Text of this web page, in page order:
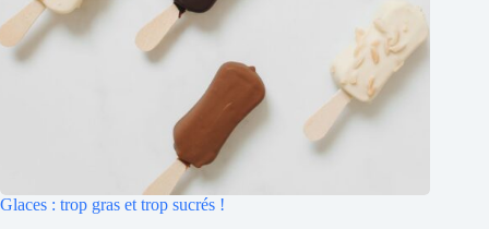
Glaces : trop gras et trop sucrés !